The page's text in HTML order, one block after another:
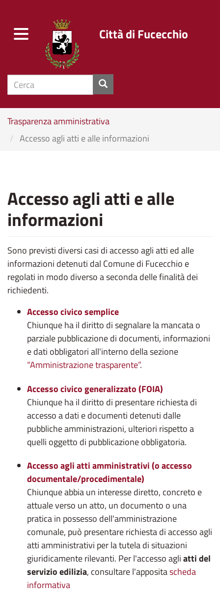
Salta
contenuto
Trasparenza amministrativa
Accesso agli atti e alle informazioni
Toggle
navigation
Città di Fucecchio
cerca
Accesso agli atti e alle
informazioni
Sono previsti diversi casi di accesso agli atti ed alle
informazioni detenuti dal Comune di Fucecchio e
regolati in modo diverso a seconda delle finalità dei
richiedenti.
Accesso civico semplice
Chiunque ha il diritto di segnalare la mancata o
parziale pubblicazione di documenti, informazioni
e dati obbligatori all'interno della sezione
“Amministrazione trasparente”.
Accesso civico generalizzato (FOIA)
Chiunque ha il diritto di presentare richiesta di
accesso a dati e documenti detenuti dalle
pubbliche amministrazioni, ulteriori rispetto a
quelli oggetto di pubblicazione obbligatoria.
Accesso agli atti amministrativi (o accesso
documentale/procedimentale)
Chiunque abbia un interesse diretto, concreto e
attuale verso un atto, un documento o una
pratica in possesso dell'amministrazione
comunale, può presentare richiesta di accesso agli
atti amministrativi per la tutela di situazioni
giuridicamente rilevanti. Per l'accesso agliatti del
servizio edilizia, consultare l'appositascheda
informativa